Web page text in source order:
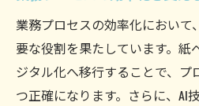
業務プロセスの効率化において
要な役割を果たしています。紙
ジタル化へ移行することで、プ
つ正確になります。さらに、AI